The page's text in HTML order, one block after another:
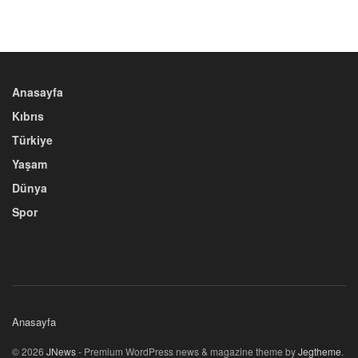
Anasayfa
Kıbrıs
Türkiye
Yaşam
Dünya
Spor
Anasayfa
© 2026 JNews- Premium WordPress news & magazine theme byJegtheme.